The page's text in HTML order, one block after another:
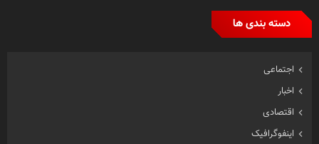
دسته بندی ها
اجتماعی
اخبار
اقتصادی
اینفوگرافیک